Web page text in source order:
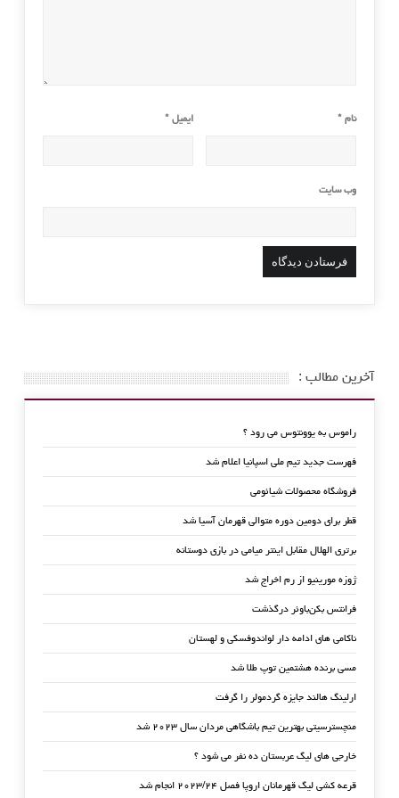
نام * ایمیل*
وب‌ سایت
آخرین مطالب :
راموس به یوونتوس می رود ؟
فهرست جدید تیم ملی اسپانیا اعلام شد
فروشگاه محصولات شیائومی
قطر برای دومین دوره متوالی قهرمان آسیا شد
برتری الهلال مقابل اینتر میامی در بازی دوستانه
ژوزه مورینیو از رم اخراج شد
فرانتس بکن‌باوئر درگذشت
ناکامی های ادامه دار لواندوفسکی و لهستان
مسی برنده هشتمین توپ طلا شد
ارلینگ هالند جایزه گردمولر را گرفت
منچسترسیتی بهترین تیم باشگاهی مردان سال ۲۰۲۳ شد
خارجی های لیگ عربستان ده نفر می شود ؟
قرعه کشی لیگ قهرمانان اروپا فصل ۲۰۲۳/۲۴ انجام شد